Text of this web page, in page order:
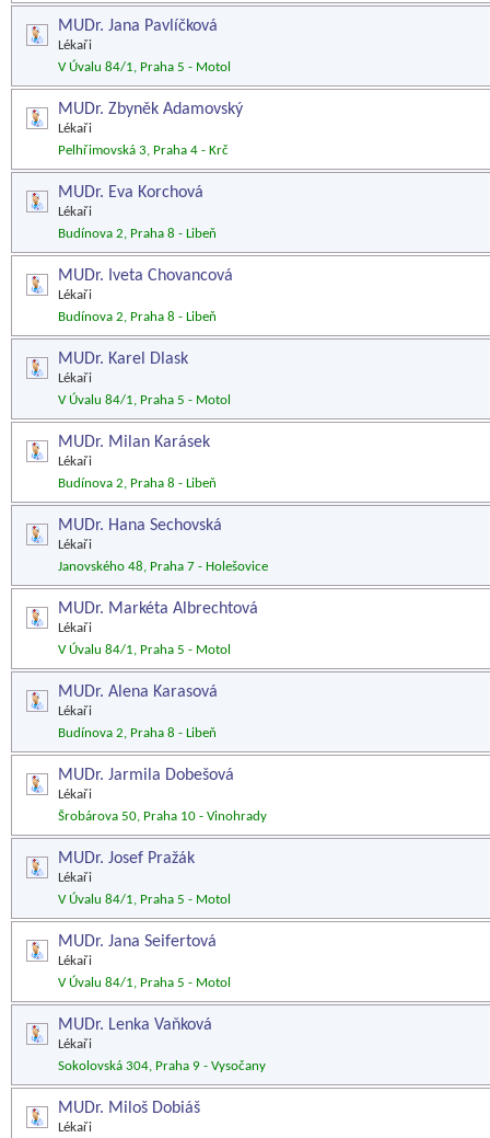
MUDr. Jana Pavlíčková
Lékaři
V Úvalu 84/1, Praha 5 - Motol
MUDr. Zbyněk Adamovský
Lékaři
Pelhřimovská 3, Praha 4 - Krč
MUDr. Eva Korchová
Lékaři
Budínova 2, Praha 8 - Libeň
MUDr. Iveta Chovancová
Lékaři
Budínova 2, Praha 8 - Libeň
MUDr. Karel Dlask
Lékaři
V Úvalu 84/1, Praha 5 - Motol
MUDr. Milan Karásek
Lékaři
Budínova 2, Praha 8 - Libeň
MUDr. Hana Sechovská
Lékaři
Janovského 48, Praha 7 - Holešovice
MUDr. Markéta Albrechtová
Lékaři
V Úvalu 84/1, Praha 5 - Motol
MUDr. Alena Karasová
Lékaři
Budínova 2, Praha 8 - Libeň
MUDr. Jarmila Dobešová
Lékaři
Šrobárova 50, Praha 10 - Vinohrady
MUDr. Josef Pražák
Lékaři
V Úvalu 84/1, Praha 5 - Motol
MUDr. Jana Seifertová
Lékaři
V Úvalu 84/1, Praha 5 - Motol
MUDr. Lenka Vaňková
Lékaři
Sokolovská 304, Praha 9 - Vysočany
MUDr. Miloš Dobiáš
Lékaři